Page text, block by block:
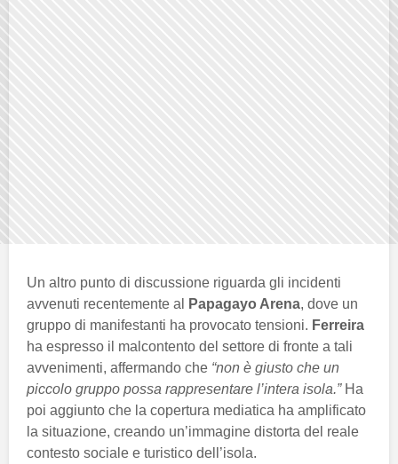
Un altro punto di discussione riguarda gli incidenti
avvenuti recentemente al
Papagayo Arena, dove un
gruppo di manifestanti ha provocato tensioni. Ferreira
ha espresso il malcontento del settore di fronte a tali
avvenimenti, affermando che “non è giusto che un
piccolo gruppo possa rappresentare l’intera isola.”Ha
poi aggiunto che la copertura mediatica ha amplificato
la situazione, creando un’immagine distorta del reale
contesto sociale e turistico dell’isola.